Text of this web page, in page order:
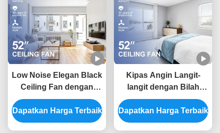
Low Noise Elegan Black
Ceiling Fan dengan
Dark Wood Grain
Blades dan Remote
Control Type Switch
Dapatkan Harga Terbaik
Kipas Angin Langit-
langit dengan Bilah
ABS Hemat Energi 52
Inci dengan Kontrol
Aplikasi Cerdas dan
Dapatkan Harga Terbaik